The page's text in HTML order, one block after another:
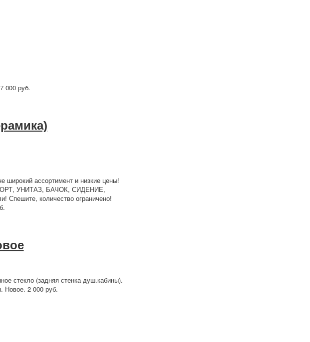
000 руб.
широкий ассортимент и низкие цены!
УНИТАЗ, БАЧОК, СИДЕНИЕ,
количество ограничено!
стекло (задняя стенка душ.кабины).
Новое. 2 000 руб.